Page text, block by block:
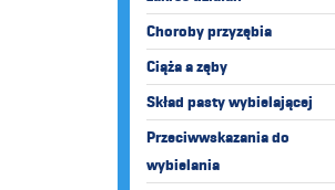
Choroby przyzębia
Ciąża a zęby
Skład pasty wybielającej
Przeciwwskazania do
wybielania